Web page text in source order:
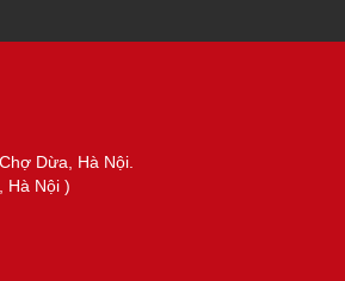
Dừa, Hà Nội.
Hà Nội )